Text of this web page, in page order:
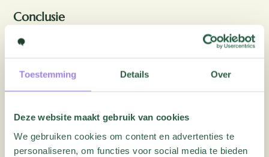
Toestemming Details Over
Deze website maakt gebruik van cookies
We gebruiken cookies om content en advertenties te
personaliseren, om functies voor social media te bieden
Conclusie
Samenvattend bieden 360-feedbackonderzoeken
manier worden gebruikt als onderdeel van de
Ze bieden uitgebreide beoordelingen die leiden tot
een beter zelfbewustzijn bij werknemers en betere
besluitvormingscapaciteiten bij managementteams. Er